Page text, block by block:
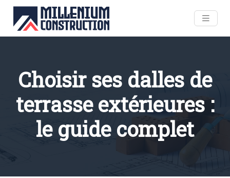
Choisir ses dalles de
terrasse extérieures :
le guide complet